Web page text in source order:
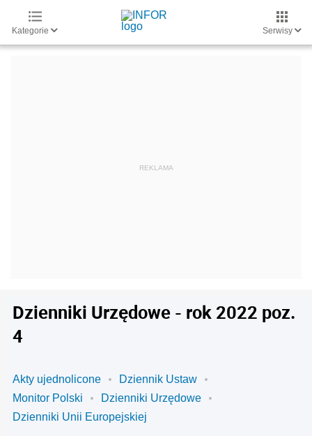
Kategorie Serwisy
Dzienniki Urzędowe - rok 2022 poz.
4
Akty ujednolicone
Dziennik Ustaw
Monitor Polski
Dzienniki Urzędowe
Dzienniki Unii Europejskiej